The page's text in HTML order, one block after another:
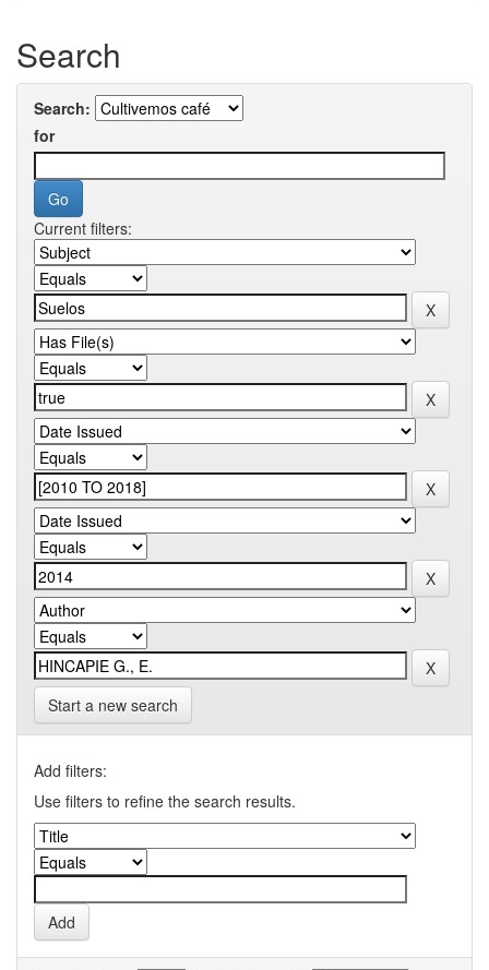
Search
Search:
for
Current filters:
Start a new search
Add filters:
Use filters to refine the search results.